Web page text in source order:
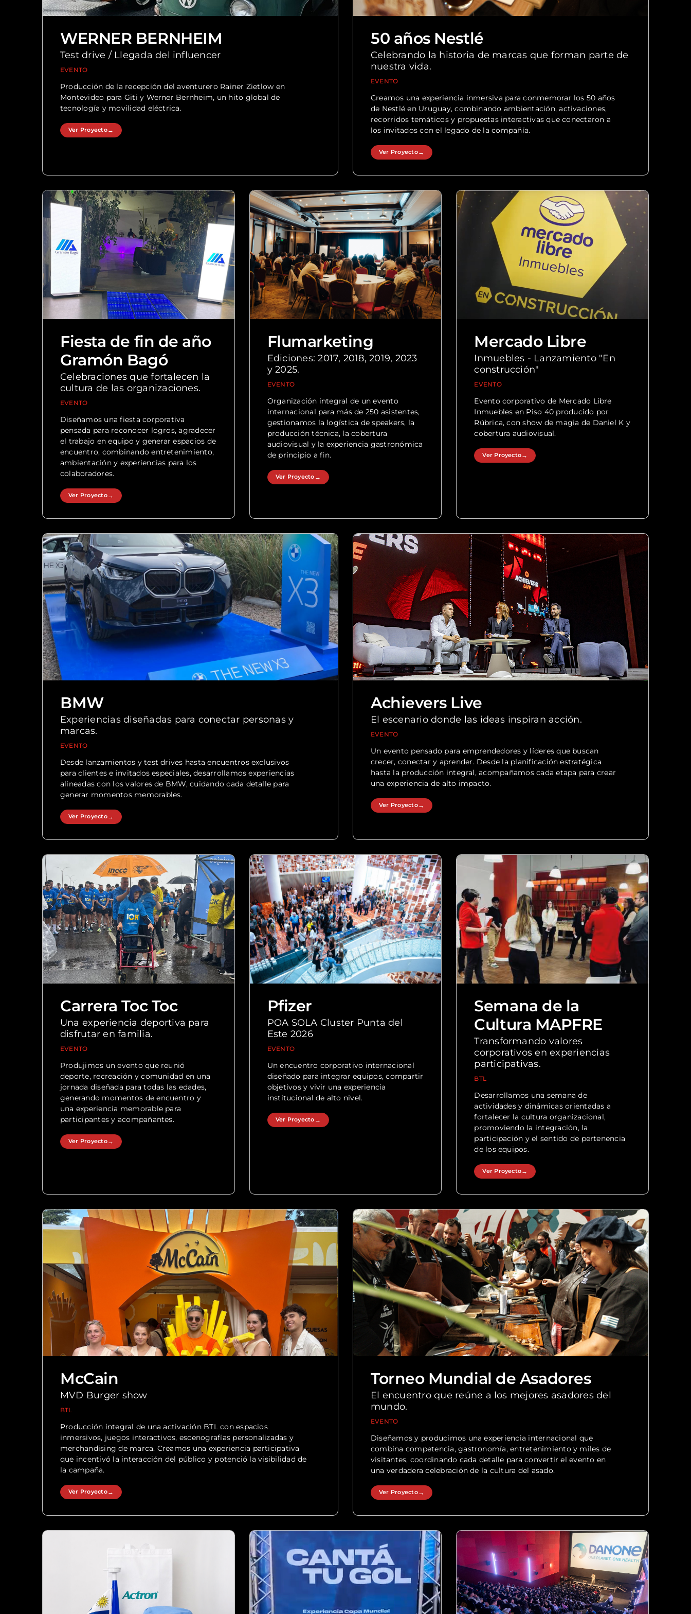
WERNER BERNHEIM
Test drive / Llegada del influencer
EVENTO
Producción de la recepción del aventurero Rainer Zietlow en
Montevideo para Giti y Werner Bernheim, un hito global de
tecnología y movilidad eléctrica.
Ver Proyecto
Ver Proyecto
→
50 años Nestlé
Celebrando la historia de marcas que forman parte de
nuestra vida.
EVENTO
Creamos una experiencia inmersiva para conmemorar los 50 años
de Nestlé en Uruguay, combinando ambientación, activaciones,
recorridos temáticos y propuestas interactivas que conectaron a
los invitados con el legado de la compañía.
Ver Proyecto
Ver Proyecto
→
Fiesta de fin de año
Gramón Bagó
Celebraciones que fortalecen la
cultura de las organizaciones.
EVENTO
Diseñamos una fiesta corporativa
pensada para reconocer logros, agradecer
el trabajo en equipo y generar espacios de
encuentro, combinando entretenimiento,
ambientación y experiencias para los
colaboradores.
Ver Proyecto
Ver Proyecto
→
Flumarketing
Ediciones: 2017, 2018, 2019, 2023
y 2025.
EVENTO
Organización integral de un evento
internacional para más de 250 asistentes,
gestionamos la logística de speakers, la
producción técnica, la cobertura
audiovisual y la experiencia gastronómica
de principio a fin.
Ver Proyecto
Ver Proyecto
→
Mercado Libre
Inmuebles - Lanzamiento "En
construcción"
EVENTO
Evento corporativo de Mercado Libre
Inmuebles en Piso 40 producido por
Rúbrica, con show de magia de Daniel K y
cobertura audiovisual.
Ver Proyecto
Ver Proyecto
→
BMW
Experiencias diseñadas para conectar personas y
marcas.
EVENTO
Desde lanzamientos y test drives hasta encuentros exclusivos
para clientes e invitados especiales, desarrollamos experiencias
alineadas con los valores de BMW, cuidando cada detalle para
generar momentos memorables.
Ver Proyecto
Ver Proyecto
→
Achievers Live
El escenario donde las ideas inspiran acción.
EVENTO
Un evento pensado para emprendedores y líderes que buscan
crecer, conectar y aprender. Desde la planificación estratégica
hasta la producción integral, acompañamos cada etapa para crear
una experiencia de alto impacto.
Ver Proyecto
Ver Proyecto
→
Carrera Toc Toc
Una experiencia deportiva para
disfrutar en familia.
EVENTO
Produjimos un evento que reunió
deporte, recreación y comunidad en una
jornada diseñada para todas las edades,
generando momentos de encuentro y
una experiencia memorable para
participantes y acompañantes.
Ver Proyecto
Ver Proyecto
→
Pfizer
POA SOLA Cluster Punta del
Este 2026
EVENTO
Un encuentro corporativo internacional
diseñado para integrar equipos, compartir
objetivos y vivir una experiencia
institucional de alto nivel.
Ver Proyecto
Ver Proyecto
→
Semana de la
Cultura MAPFRE
Transformando valores
corporativos en experiencias
participativas.
BTL
Desarrollamos una semana de
actividades y dinámicas orientadas a
fortalecer la cultura organizacional,
promoviendo la integración, la
participación y el sentido de pertenencia
de los equipos.
Ver Proyecto
Ver Proyecto
→
McCain
MVD Burger show
BTL
Producción integral de una activación BTL con espacios
inmersivos, juegos interactivos, escenografías personalizadas y
merchandising de marca. Creamos una experiencia participativa
que incentivó la interacción del público y potenció la visibilidad de
la campaña.
Ver Proyecto
Ver Proyecto
→
Torneo Mundial de Asadores
El encuentro que reúne a los mejores asadores del
mundo.
EVENTO
Diseñamos y producimos una experiencia internacional que
combina competencia, gastronomía, entretenimiento y miles de
visitantes, coordinando cada detalle para convertir el evento en
una verdadera celebración de la cultura del asado.
Ver Proyecto
Ver Proyecto
→